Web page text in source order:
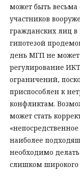
может быть
участников
гражданских лиц в
гипотезой
день МГП не может
регулирование
ограничений,
приспособлен к
конфликтам.
может стать
наиболее
необходимо
слишком широкого